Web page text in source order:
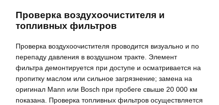
Проверка воздухоочистителя и
топливных фильтров
Проверка воздухоочистителя проводится визуально и по
перепаду давления в воздушном тракте. Элемент
фильтра демонтируется при доступе и осматривается на
пропитку маслом или сильное загрязнение; замена на
оригинал Mann или Bosch при пробеге свыше 20 000 км
показана. Проверка топливных фильтров осуществляется